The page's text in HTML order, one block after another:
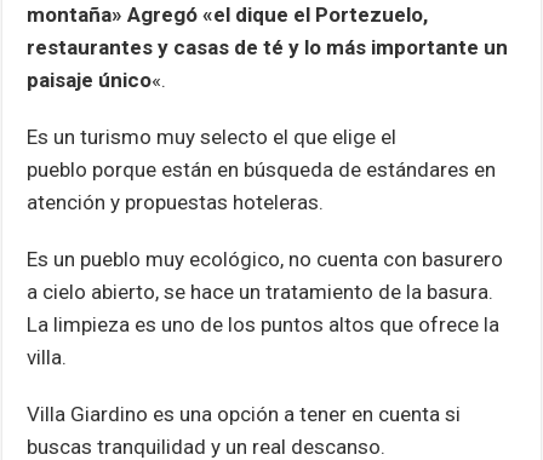
montaña» Agregó «el dique el Portezuelo,
restaurantes y casas de té y lo más importante un
paisaje único«.
Es un turismo muy selecto el que elige el
pueblo porque están en búsqueda de estándares en
atención y propuestas hoteleras.
Es un pueblo muy ecológico, no cuenta con basurero
a cielo abierto, se hace un tratamiento de la basura.
La limpieza es uno de los puntos altos que ofrece la
villa.
Villa Giardino es una opción a tener en cuenta si
buscas tranquilidad y un real descanso.